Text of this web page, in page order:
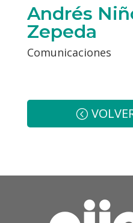
Andrés
Zepeda
Comunicaciones